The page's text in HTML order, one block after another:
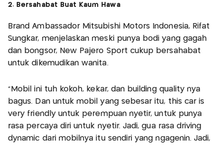
2. Bersahabat Buat Kaum Hawa
Brand Ambassador Mitsubishi Motors Indonesia, Rifat
Sungkar, menjelaskan meski punya bodi yang gagah
dan bongsor, New Pajero Sport cukup bersahabat
untuk dikemudikan wanita.
“Mobil ini tuh kokoh, kekar, dan building quality nya
bagus. Dan untuk mobil yang sebesar itu, this car is
very friendly untuk perempuan nyetir, untuk punya
rasa percaya diri untuk nyetir. Jadi, gua rasa driving
dynamic dari mobilnya itu sendiri yang ngagenin. Jadi,